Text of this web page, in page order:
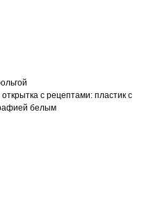
с рецептами: пластик с
белым